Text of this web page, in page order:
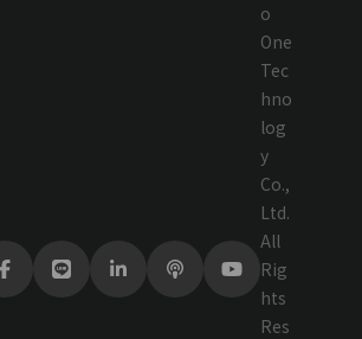
o
One
Tec
hno
log
y
Co.,
Ltd.
All
Rig
hts
Res